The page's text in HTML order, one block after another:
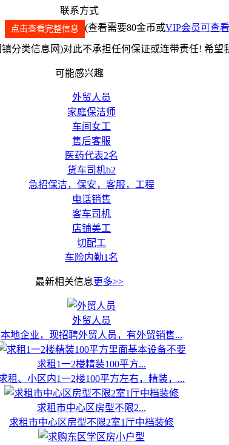
联系方式
点击查看完整信息 (查看需要80金币或VIP会员可查看
分类信息网)对此不承担任何保证或连带责任! 希望
可能感兴趣
外贸人员
家庭保洁师
车间女工
售后客服
医药代表2名
货车司机b2
急招保洁，保安，客服，工程
电话销售
客车司机
店铺美工
切配工
车险内勤1名
最新相关信息更多>>
外贸人员
本地企业，现招聘外贸人员，有外贸销售...
求租1一2楼精装100平方...
租、小区内1一2楼100平方左右，精装，...
求租市中心区房型不限2...
求租市中心区房型不限2室1厅中档装修